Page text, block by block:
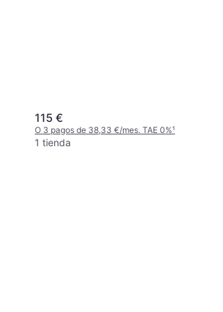
115 €
O 3 pagos de 38,33 €/mes. TAE 0%¹
1 tienda